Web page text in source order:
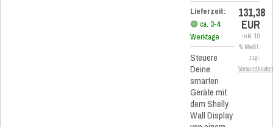
Lieferzeit:
🟢 ca. 3-4
Werktage
Steuere
Deine
smarten
Geräte mit
dem Shelly
Wall Display
131,38
EUR
inkl. 19
% MwSt.
zzgl.
Versandkosten